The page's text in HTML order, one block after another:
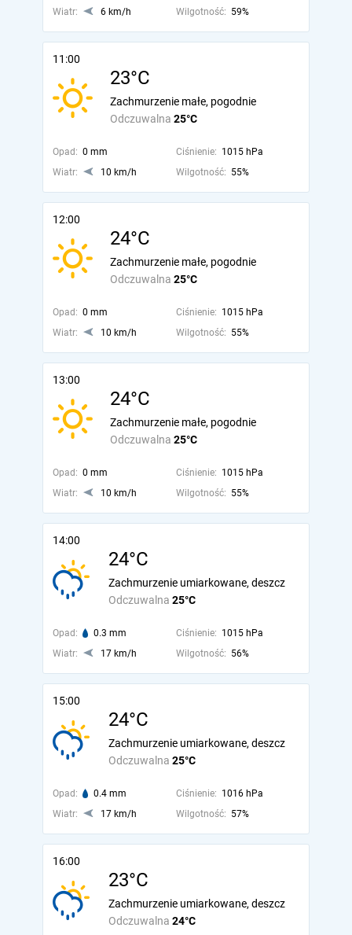
Wiatr:
6 km/h Wilgotność: 59%
11:00
23°C
Odczuwalna 25°C
Zachmurzenie małe, pogodnie
Opad: 0 mm Ciśnienie: 1015 hPa
Wiatr:
10 km/h Wilgotność: 55%
12:00
24°C
Odczuwalna 25°C
Zachmurzenie małe, pogodnie
Opad: 0 mm Ciśnienie: 1015 hPa
Wiatr:
10 km/h Wilgotność: 55%
13:00
24°C
Odczuwalna 25°C
Zachmurzenie małe, pogodnie
Opad: 0 mm Ciśnienie: 1015 hPa
Wiatr:
10 km/h Wilgotność: 55%
14:00
24°C
Odczuwalna 25°C
Zachmurzenie umiarkowane, deszcz
Opad: 0.3 mm Ciśnienie: 1015 hPa
Wiatr:
17 km/h Wilgotność: 56%
15:00
24°C
Odczuwalna 25°C
Zachmurzenie umiarkowane, deszcz
Opad: 0.4 mm Ciśnienie: 1016 hPa
Wiatr:
17 km/h Wilgotność: 57%
16:00
23°C
Odczuwalna 24°C
Zachmurzenie umiarkowane, deszcz